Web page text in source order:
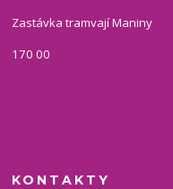
Zastávka tramvají Maniny
170 00
KONTAKTY